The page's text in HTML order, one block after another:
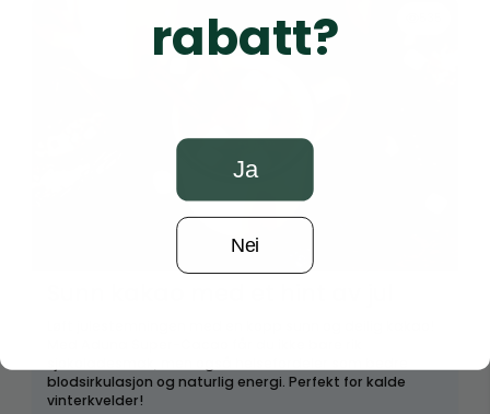
blodsirkulasjon og naturlig energi. Perfekt for kalde
vinterkvelder!
rabatt?
Ja
Nei